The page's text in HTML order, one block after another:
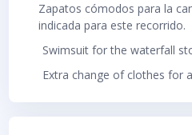
Zapatos cómodos para la
indicada para este recorrido.
Swimsuit for the waterfall
Extra change of clothes for